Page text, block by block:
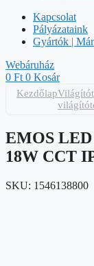
Kapcsolat
Pályázataink
Gyártók |
Webáruház
0 Ft 0 Kosár
Kezdőlap
EMOS
18W CCT
SKU: 1546138800